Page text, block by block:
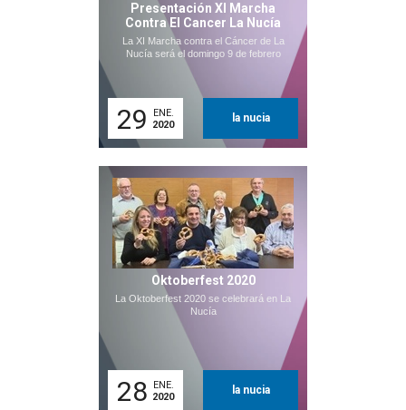
Presentación XI Marcha
Contra El Cancer La Nucía
La XI Marcha contra el Cáncer de La
Nucía será el domingo 9 de febrero
29
ENE.
2020
la nucia
Oktoberfest 2020
La Oktoberfest 2020 se celebrará en La
Nucía
28
ENE.
2020
la nucia